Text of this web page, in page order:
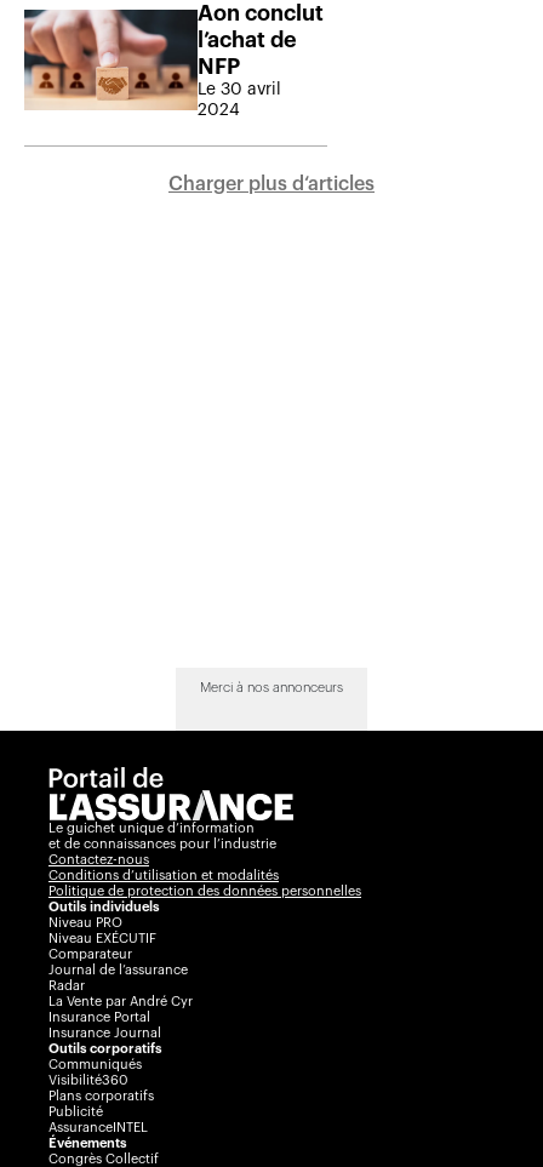
Aon conclut
l’achat de
NFP
Le 30 avril
2024
Charger plus d‘articles
Merci à nos annonceurs
Le guichet unique d’information
et de connaissances pour l’industrie
Contactez-nous
Conditions d’utilisation et modalités
Politique de protection des données personnelles
Outils individuels
Niveau PRO
Niveau EXÉCUTIF
Comparateur
Journal de l’assurance
Radar
La Vente par André Cyr
Insurance Portal
Insurance Journal
Outils corporatifs
Communiqués
Visibilité360
Plans corporatifs
Publicité
AssuranceINTEL
Événements
Congrès Collectif